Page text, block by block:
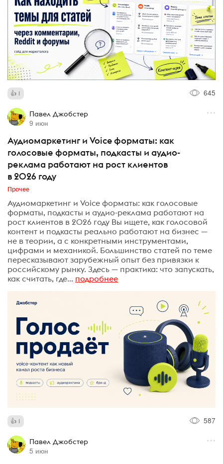
1 645
Павел Джобстер
9 июн
Аудиомаркетинг и Voice форматы: как
голосовые форматы, подкасты и аудио-
реклама работают на рост клиентов
в 2026 году
Прочее
Аудиомаркетинг и Voice форматы: как голосовые
форматы, подкасты и аудио-реклама работают на
рост клиентов в 2026 году Вы ищете, как голосовой
контент и подкасты реально работают на бизнес —
не в теории, а с конкретными инструментами,
цифрами и механикой. Большинство статей по теме
пересказывают зарубежный опыт без привязки к
российскому рынку. Здесь — практика: что запускать,
как считать, где... подробнее
1 587
Павел Джобстер
5 июн